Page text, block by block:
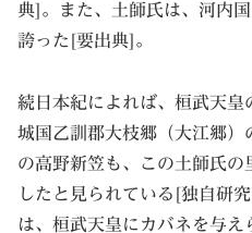
典]。また、土師氏は、河内
誇った[要出典]。
続日本紀によれば、桓武天皇
城国乙訓郡大枝郷（大江郷）
の高野新笠も、この土師氏
したと見られている[独自研
は、桓武天皇にカバネを与